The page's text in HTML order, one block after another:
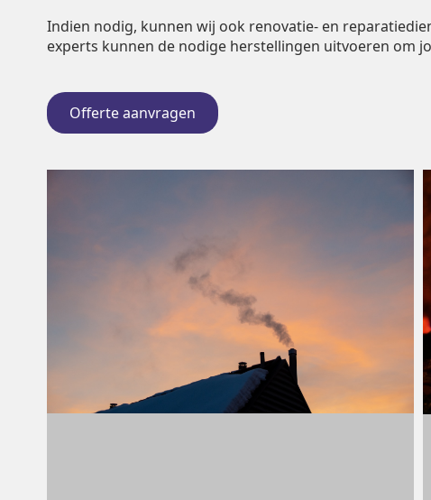
Indien nodig, kunnen wij ook renovatie- en
experts kunnen de nodige herstellingen uitvoeren om
Offerte aanvragen